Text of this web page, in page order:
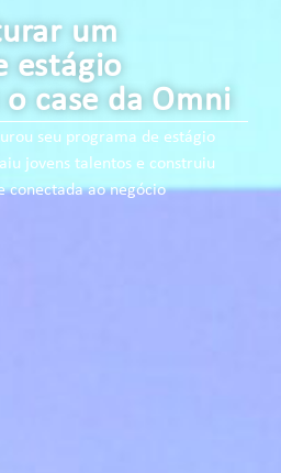
um
estágio
case da Omni
seu programa de estágio
jovens talentos e construiu
conectada ao negócio